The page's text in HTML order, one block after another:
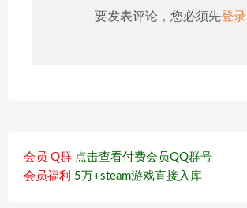
要发表评论，您必须先登录
会员 Q群 点击查看付费会员QQ群号
会员福利 5万+steam游戏直接入库